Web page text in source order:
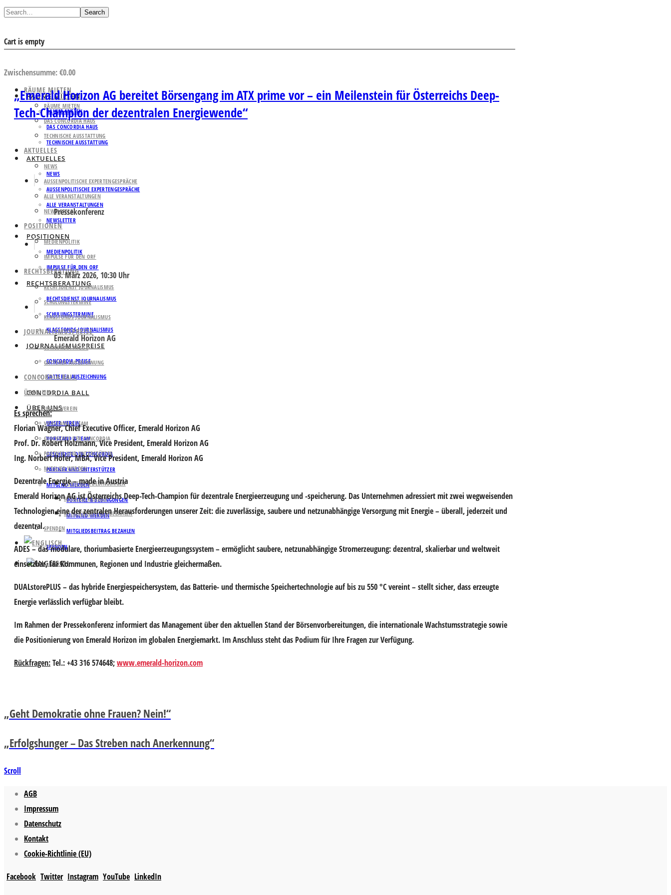
Search
Cart is empty
Zwischensumme:€0.00
RÄUME MIETEN
RÄUME MIETEN
DAS CONCORDIA HAUS
TECHNISCHE AUSSTATTUNG
AKTUELLES
NEWS
AUSSENPOLITISCHE EXPERTENGESPRÄCHE
ALLE VERANSTALTUNGEN
NEWSLETTER
POSITIONEN
MEDIENPOLITIK
IMPULSE FÜR DEN ORF
RECHTSBERATUNG
RECHTSDIENST JOURNALISMUS
SCHULUNGSTERMINE
KLAGSFONDS JOURNALISMUS
JOURNALISMUSPREISE
CONCORDIA PREISE
GATTERER AUSZEICHNUNG
CONCORDIA BALL
ÜBER UNS
UNSER VEREIN
VORSTAND & TEAM
GESCHICHTE DER CONCORDIA
PARTNER UND UNTERSTÜTZER
MITGLIED WERDEN
VORTEILE & BEDINGUNGEN
MITGLIED WERDEN
MITGLIEDSBEITRAG BEZAHLEN
SPENDEN
RÄUME MIETEN
RÄUME MIETEN
DAS CONCORDIA HAUS
TECHNISCHE AUSSTATTUNG
AKTUELLES
NEWS
AUSSENPOLITISCHE EXPERTENGESPRÄCHE
ALLE VERANSTALTUNGEN
NEWSLETTER
POSITIONEN
MEDIENPOLITIK
IMPULSE FÜR DEN ORF
RECHTSBERATUNG
RECHTSDIENST JOURNALISMUS
SCHULUNGSTERMINE
KLAGSFONDS JOURNALISMUS
JOURNALISMUSPREISE
CONCORDIA PREISE
GATTERER AUSZEICHNUNG
CONCORDIA BALL
ÜBER UNS
UNSER VEREIN
VORSTAND & TEAM
GESCHICHTE DER CONCORDIA
PARTNER UND UNTERSTÜTZER
MITGLIED WERDEN
VORTEILE & BEDINGUNGEN
MITGLIED WERDEN
MITGLIEDSBEITRAG BEZAHLEN
SPENDEN
„Emerald Horizon AG bereitet Börsengang im ATX prime vor – ein Meilenstein für Österreichs Deep-
Tech-Champion der dezentralen Energiewende“
Pressekonferenz
03. März 2026, 10:30 Uhr
Emerald Horizon AG
Es sprechen:
Florian Wagner, Chief Executive Officer, Emerald Horizon AG
Prof. Dr.Robert Holzmann, Vice President, Emerald Horizon AG
Ing. Norbert Hofer, MBA, Vice President, Emerald Horizon AG
Dezentrale Energie – made in Austria
Emerald Horizon AG ist Österreichs Deep-Tech-Champion für dezentrale Energieerzeugung und -speicherung. Das Unternehmen adressiert mit zwei wegweisenden
Technologien eine der zentralen Herausforderungen unserer Zeit: die zuverlässige, saubere und netzunabhängige Versorgung mit Energie – überall, jederzeit und
dezentral.
ADES– das modulare, thoriumbasierte Energieerzeugungssystem – ermöglicht saubere, netzunabhängige Stromerzeugung: dezentral, skalierbar und weltweit
einsetzbar, für Kommunen, Regionen und Industrie gleichermaßen.
DUALstorePLUS– das hybride Energiespeichersystem, das Batterie- und thermische Speichertechnologie auf bis zu 550 °C vereint – stellt sicher, dass erzeugte
Energie verlässlich verfügbar bleibt.
Im Rahmen der Pressekonferenz informiert das Management über den aktuellen Stand der Börsenvorbereitungen, die internationale Wachstumsstrategie sowie
die Positionierung von Emerald Horizon im globalen Energiemarkt. Im Anschluss steht das Podium für Ihre Fragen zur Verfügung.
Rückfragen:Tel.: +43 316 574648;www.emerald-horizon.com
„Geht Demokratie ohne Frauen? Nein!“
„Erfolgshunger – Das Streben nach Anerkennung“
Scroll
AGB
Impressum
Datenschutz
Kontakt
Cookie-Richtlinie (EU)
Facebook Twitter Instagram YouTube LinkedIn